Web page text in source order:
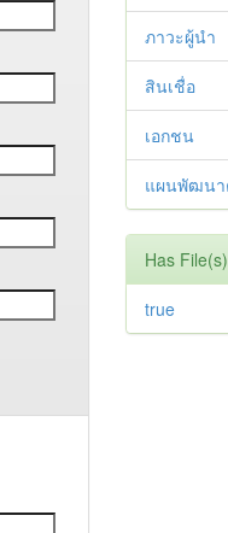
ภาวะผู้นำ
สินเชื่อ
เอกชน
แผนพัฒนา
Has File(s)
true